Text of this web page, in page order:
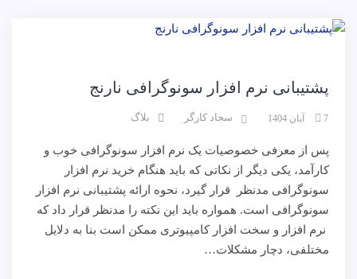
پشتیبانی نرم افزار سونوگرافی نارنج
7 آبان 1404 سجاد کارگر بلاگ
پس از معرفی خصوصیات یک نرم افزار سونوگرافی خوب و
کارآمد، یکی دیگر از نکاتی که باید هنگام خرید نرم افزار
سونوگرافی مدنظر قرار گیرد، نحوه ارائه پشتیبانی نرم افزار
سونوگرافی است. همواره باید این نکته را مدنظر قرار داد که
نرم افزار و سخت افزار کامپیوتری ممکن است بنا به دلایل
مختلفی، دچار مشکلات…